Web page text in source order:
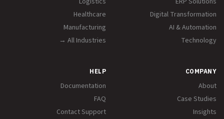
Digital Transformation
AI & Automation
Technology
Healthcare
Manufacturing
All Industries →
COMPANY
About
Case Studies
Insights
HELP
Documentation
FAQ
Contact Support